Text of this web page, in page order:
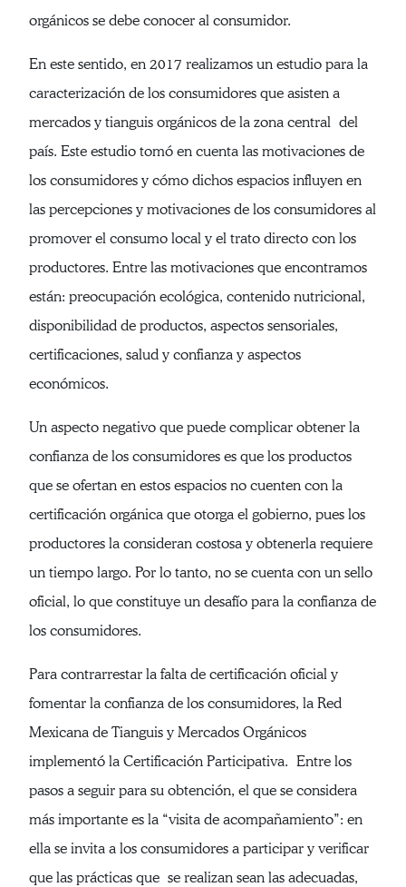
orgánicos se debe conocer al consumidor.
En este sentido, en 2017 realizamos un estudio para la
caracterización de los consumidores que asisten a
mercados y tianguis orgánicos de la zona central del
país. Este estudio tomó en cuenta las motivaciones de
los consumidores y cómo dichos espacios influyen en
las percepciones y motivaciones de los consumidores al
promover el consumo local y el trato directo con los
productores. Entre las motivaciones que encontramos
están: preocupación ecológica, contenido nutricional,
disponibilidad de productos, aspectos sensoriales,
certificaciones, salud y confianza y aspectos
económicos.
Un aspecto negativo que puede complicar obtener la
confianza de los consumidores es que los productos
que se ofertan en estos espacios no cuenten con la
certificación orgánica que otorga el gobierno, pues los
productores la consideran costosa y obtenerla requiere
un tiempo largo. Por lo tanto, no se cuenta con un sello
oficial, lo que constituye un desafío para la confianza de
los consumidores.
Para contrarrestar la falta de certificación oficial y
fomentar la confianza de los consumidores, la Red
Mexicana de Tianguis y Mercados Orgánicos
implementó la Certificación Participativa. Entre los
pasos a seguir para su obtención, el que se considera
más importante es la “visita de acompañamiento”: en
ella se invita a los consumidores a participar y verificar
que las prácticas que se realizan sean las adecuadas,